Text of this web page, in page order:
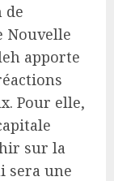
de
Nouvelle
apporte
Pour elle,
sur la
sera une